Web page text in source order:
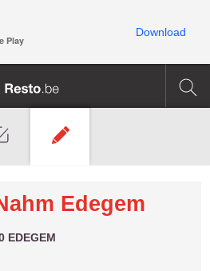
Edegem
EDEGEM
Play
Download